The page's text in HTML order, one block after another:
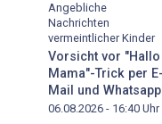
Angebliche
Nachrichten
vermeintlicher Kinder
Vorsicht vor "Hallo
Mama"-Trick per E-
Mail und Whatsapp
06.08.2026 - 16:40 Uhr